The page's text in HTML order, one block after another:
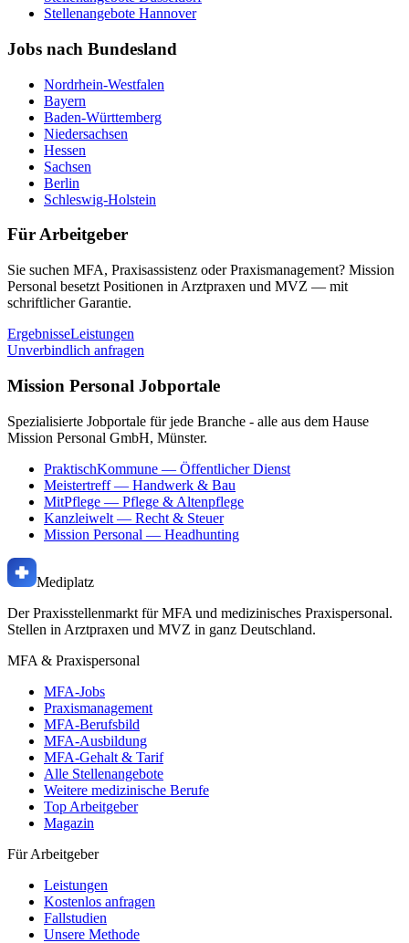
Stellenangebote Hannover
Jobs nach Bundesland
Nordrhein-Westfalen
Bayern
Baden-Württemberg
Niedersachsen
Hessen
Sachsen
Berlin
Schleswig-Holstein
Für Arbeitgeber
Sie suchen MFA, Praxisassistenz oder Praxismanagement? Mission
Personal besetzt Positionen in Arztpraxen und MVZ — mit
schriftlicher Garantie.
ErgebnisseLeistungen
Unverbindlich anfragen
Mission Personal Jobportale
Spezialisierte Jobportale für jede Branche - alle aus dem Hause
Mission Personal GmbH, Münster.
PraktischKommune — Öffentlicher Dienst
Meistertreff— Handwerk & Bau
MitPflege — Pflege & Altenpflege
Kanzleiwelt — Recht & Steuer
Mission Personal — Headhunting
Mediplatz
Der Praxisstellenmarkt für MFA und medizinisches Praxispersonal.
Stellen in Arztpraxen und MVZ in ganz Deutschland.
MFA & Praxispersonal
MFA-Jobs
Praxismanagement
MFA-Berufsbild
MFA-Ausbildung
MFA-Gehalt & Tarif
Alle Stellenangebote
Weitere medizinische Berufe
Top Arbeitgeber
Magazin
Für Arbeitgeber
Leistungen
Kostenlos anfragen
Fallstudien
Unsere Methode